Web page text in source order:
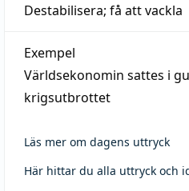
Destabilisera; få att vackla
Exempel
Världsekonomin sattes i
krigsutbrottet
Läs mer om dagens uttryck
Här hittar du alla uttryck och